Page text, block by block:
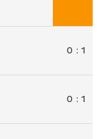
0 : 1
0 : 1